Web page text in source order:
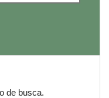
de busca.